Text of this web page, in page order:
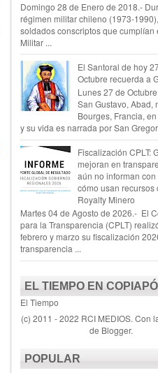
Domingo 28 de Enero de 2018.-
régimen militar chileno (1973-
soldados conscriptos que cumplían
Militar ...
El Santoral de hoy
Octubre recuerda a
Lunes 27 de
San Gustavo, Abad,
Bourges, Francia,
y su vida es narrada por San
Fiscalización CPLT:
mejoran en
aún no informan
cómo usan recursos
Royalty Minero
Martes 04 de Agosto de 2026.- El
para la Transparencia (CPLT)
febrero y marzo su fiscalización
transparencia ...
EL TIEMPO EN COPIAPÓ
El Tiempo
(c) 2011 - 2022 RCI MEDIOS. Con
de Blogger.
POPULAR